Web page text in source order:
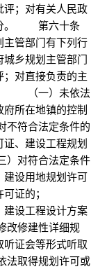
；对有关人民政
分。 第六十条
管部门有下列行
乡规划主管部门
对直接负责的主
： （一）未依法
所在地镇的控制
符合法定条件的
、建设工程规划
对符合法定条件
建设用地规划许可
许可证的；
建设工程设计方案
修建性详细规
证会等形式听取
取得规划许可或